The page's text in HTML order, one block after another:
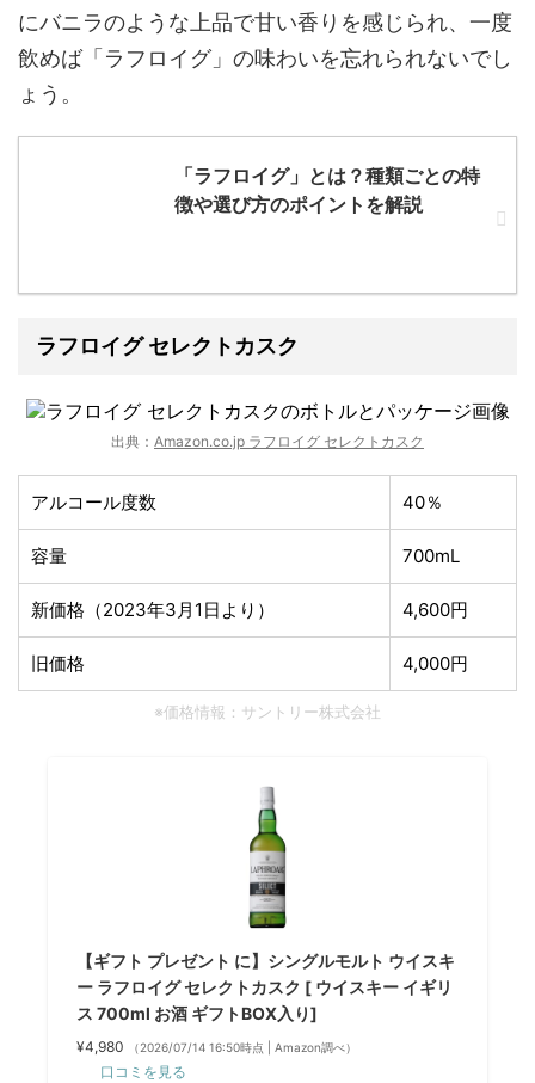
にバニラのような上品で甘い香りを感じられ、一度
飲めば「ラフロイグ」の味わいを忘れられないでし
ょう。
「ラフロイグ」とは？種類ごとの特
徴や選び方のポイントを解説
ラフロイグ セレクトカスク
出典： Amazon.co.jp ラフロイグ セレクトカスク
アルコール度数 40％
容量 700mL
新価格（2023年3月1日より） 4,600円
旧価格 4,000円
※価格情報：サントリー株式会社
【ギフト プレゼント に】シングルモルト ウイスキ
ー ラフロイグ セレクトカスク [ ウイスキー イギリ
ス 700ml お酒 ギフトBOX入り]
¥4,980 （2026/07/14 16:50時点 | Amazon調べ）
口コミを見る